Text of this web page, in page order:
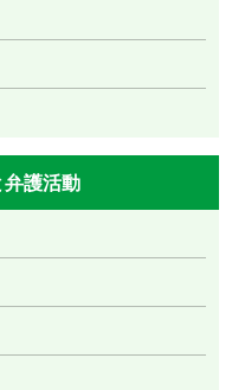
護活動